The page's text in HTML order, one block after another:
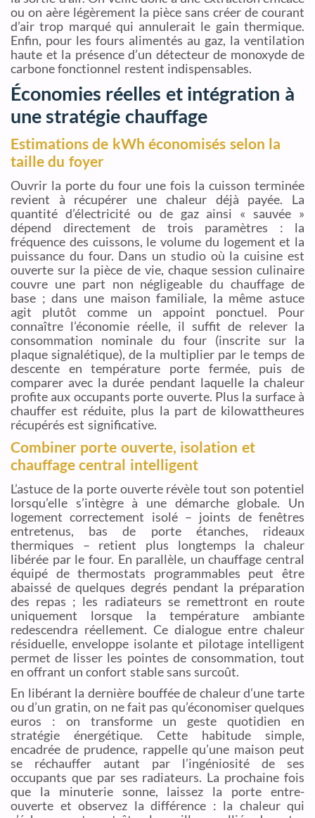
ou on aère légèrement la pièce sans créer de courant
d’air trop marqué qui annulerait le gain thermique.
Enfin, pour les fours alimentés au gaz, la ventilation
haute et la présence d’un détecteur de monoxyde de
carbone fonctionnel restent indispensables.
Économies réelles et intégration à
une stratégie chauffage
Estimations de kWh économisés selon la
taille du foyer
Ouvrir la porte du four une fois la cuisson terminée
revient à récupérer une chaleur déjà payée. La
quantité d’électricité ou de gaz ainsi « sauvée »
dépend directement de trois paramètres : la
fréquence des cuissons, le volume du logement et la
puissance du four. Dans un studio où la cuisine est
ouverte sur la pièce de vie, chaque session culinaire
couvre une part non négligeable du chauffage de
base ; dans une maison familiale, la même astuce
agit plutôt comme un appoint ponctuel. Pour
connaître l’économie réelle, il suffit de relever la
consommation nominale du four (inscrite sur la
plaque signalétique), de la multiplier par le temps de
descente en température porte fermée, puis de
comparer avec la durée pendant laquelle la chaleur
profite aux occupants porte ouverte. Plus la surface à
chauffer est réduite, plus la part de kilowattheures
récupérés est significative.
Combiner porte ouverte, isolation et
chauffage central intelligent
L’astuce de la porte ouverte révèle tout son potentiel
lorsqu’elle s’intègre à une démarche globale. Un
logement correctement isolé – joints de fenêtres
entretenus, bas de porte étanches, rideaux
thermiques – retient plus longtemps la chaleur
libérée par le four. En parallèle, un chauffage central
équipé de thermostats programmables peut être
abaissé de quelques degrés pendant la préparation
des repas ; les radiateurs se remettront en route
uniquement lorsque la température ambiante
redescendra réellement. Ce dialogue entre chaleur
résiduelle, enveloppe isolante et pilotage intelligent
permet de lisser les pointes de consommation, tout
en offrant un confort stable sans surcoût.
En libérant la dernière bouffée de chaleur d’une tarte
ou d’un gratin, on ne fait pas qu’économiser quelques
euros : on transforme un geste quotidien en
stratégie énergétique. Cette habitude simple,
encadrée de prudence, rappelle qu’une maison peut
se réchauffer autant par l’ingéniosité de ses
occupants que par ses radiateurs. La prochaine fois
que la minuterie sonne, laissez la porte entre-
ouverte et observez la différence : la chaleur qui